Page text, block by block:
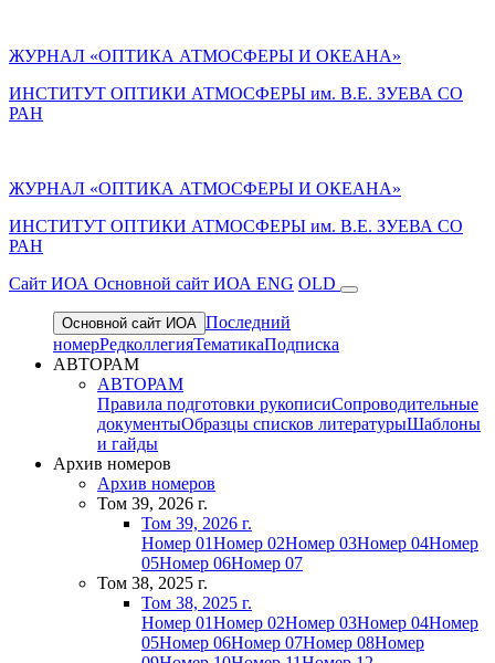
ЖУРНАЛ «ОПТИКА АТМОСФЕРЫ И ОКЕАНА»
ИНСТИТУТ ОПТИКИ АТМОСФЕРЫ им. В.Е. ЗУЕВА СО
РАН
ЖУРНАЛ «ОПТИКА АТМОСФЕРЫ И ОКЕАНА»
ИНСТИТУТ ОПТИКИ АТМОСФЕРЫ им. В.Е. ЗУЕВА СО
РАН
Cайт ИОА Основной сайт ИОА ENG OLD
Основной сайт ИОА Последний
номерРедколлегияТематикаПодписка
АВТОРАМ
АВТОРАМ
Правила подготовки рукописиСопроводительные
документыОбразцы списков литературыШаблоны
и гайды
Архив номеров
Архив номеров
Том 39, 2026 г.
Том 39, 2026 г.
Номер 01Номер 02Номер 03Номер 04Номер
05Номер 06Номер 07
Том 38, 2025 г.
Том 38, 2025 г.
Номер 01Номер 02Номер 03Номер 04Номер
05Номер 06Номер 07Номер 08Номер